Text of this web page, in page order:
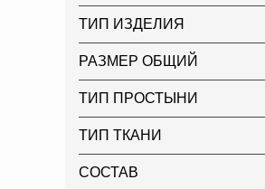
ТИП ИЗДЕЛИЯ
РАЗМЕР ОБЩИЙ
ТИП ПРОСТЫНИ
ТИП ТКАНИ
СОСТАВ